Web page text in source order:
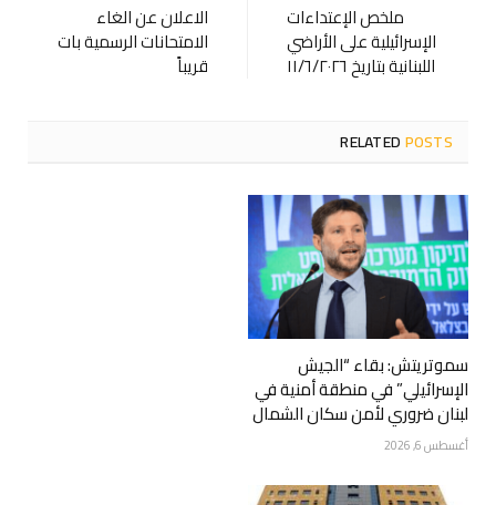
ملخص الإعتداءات
الإسرائيلية على الأراضي
اللبنانية بتاريخ ١١/٦/٢٠٢٦
الاعلان عن الغاء
الامتحانات الرسمية بات
قريباً
RELATEDPOSTS
سموتريتش: بقاء “الجيش
الإسرائيلي” في منطقة أمنية في
لبنان ضروري لأمن سكان الشمال
أغسطس 6, 2026